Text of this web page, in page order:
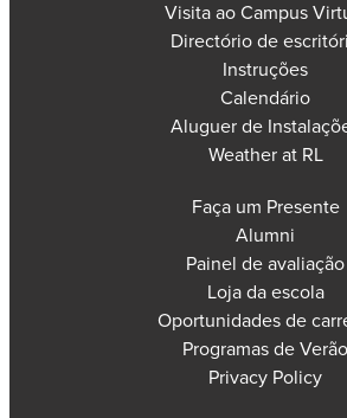
Visita ao Campus
Directório de
Instruções
Calendário
Aluguer de
Weather at RL
Faça um Presente
Alumni
Painel de avaliação
Loja da escola
Oportunidades de
Programas de Verão
Privacy Policy